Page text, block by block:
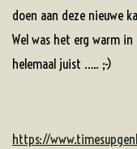
doen aan deze nieuwe
Wel was het erg warm
helemaal juist ….. ;-)
https://